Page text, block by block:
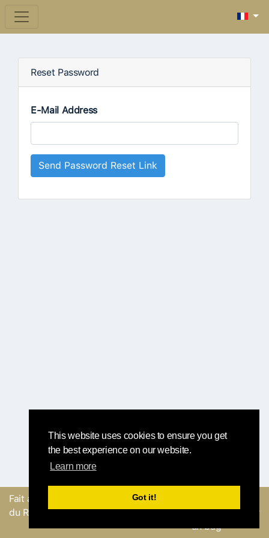
This website uses cookies to ensure you get
the best experience on our website.
Learn more
Got it!
Reset Password
E-Mail Address
Send Password Reset Link
Fait avec
du Round Robin
commentaire ou Signaler
un bug